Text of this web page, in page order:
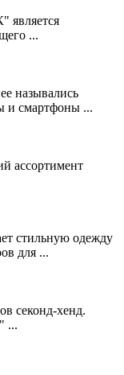
...
назывались
и смартфоны ...
ассортимент
стильную одежду
для ...
секонд-хенд.
...